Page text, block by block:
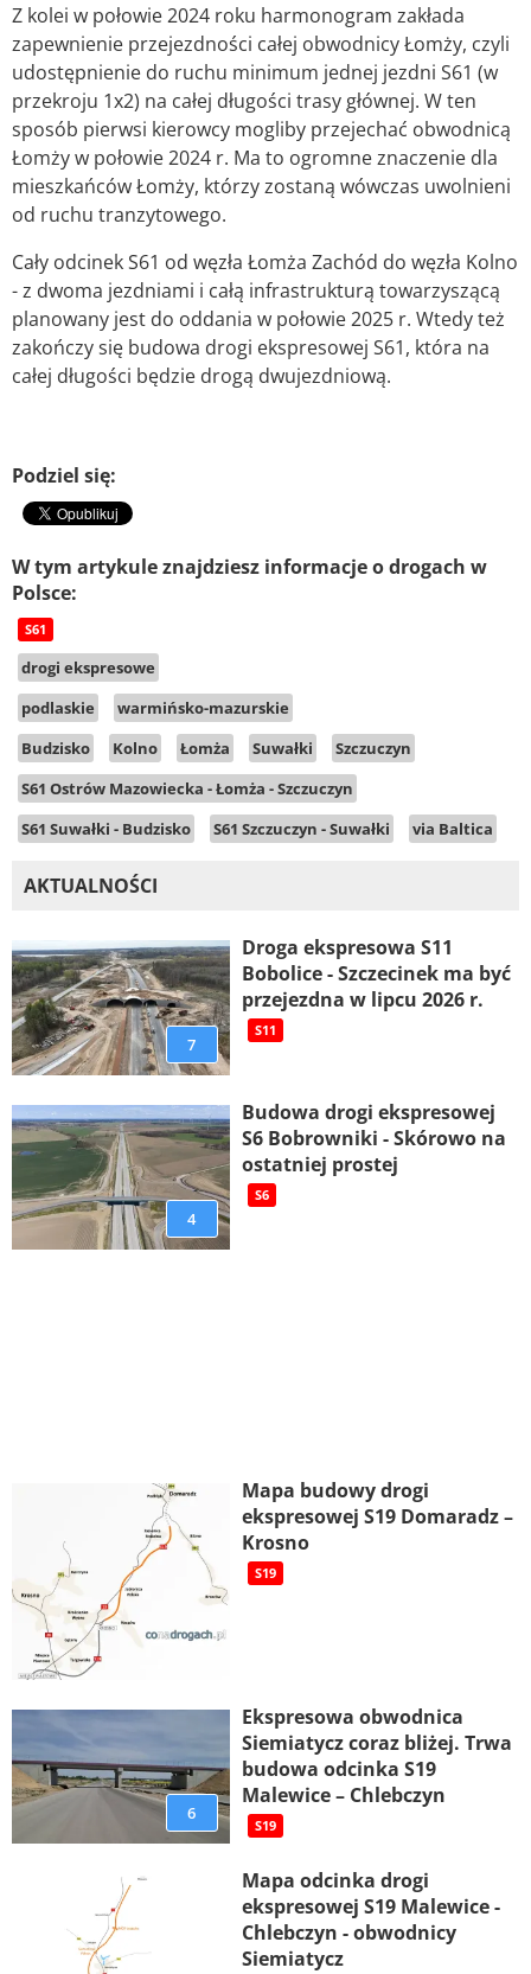
Z kolei w połowie 2024 roku harmonogram zakłada
zapewnienie przejezdności całej obwodnicy Łomży, czyli
udostępnienie do ruchu minimum jednej jezdni S61 (w
przekroju 1x2) na całej długości trasy głównej. W ten
sposób pierwsi kierowcy mogliby przejechać obwodnicą
Łomży w połowie 2024 r. Ma to ogromne znaczenie dla
mieszkańców Łomży, którzy zostaną wówczas uwolnieni
od ruchu tranzytowego.
Cały odcinek S61 od węzła Łomża Zachód do węzła Kolno
- z dwoma jezdniami i całą infrastrukturą towarzyszącą
planowany jest do oddania w połowie 2025 r. Wtedy też
zakończy się budowa drogi ekspresowej S61, która na
całej długości będzie drogą dwujezdniową.
Podziel się:
W tym artykule znajdziesz informacje o drogach w
Polsce:
S61
drogi ekspresowe
podlaskie
warmińsko-mazurskie
Budzisko
Kolno Łomża Suwałki
Szczuczyn
S61 Ostrów Mazowiecka - Łomża - Szczuczyn
S61 Suwałki - Budzisko
S61 Szczuczyn - Suwałki via Baltica
AKTUALNOŚCI
7
Droga ekspresowa S11
Bobolice - Szczecinek ma być
przejezdna w lipcu 2026 r.
S11
4
Budowa drogi ekspresowej
S6 Bobrowniki - Skórowo na
ostatniej prostej
S6
Mapa budowy drogi
ekspresowej S19 Domaradz –
Krosno
S19
6
Ekspresowa obwodnica
Siemiatycz coraz bliżej. Trwa
budowa odcinka S19
Malewice – Chlebczyn
S19
Mapa odcinka drogi
ekspresowej S19 Malewice -
Chlebczyn - obwodnicy
Siemiatycz